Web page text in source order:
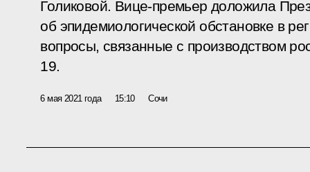
Голиковой. Вице-премьер доложила
об эпидемиологической обстановке в
вопросы, связанные с производством
19.
6 мая 2021 года 15:10 Сочи